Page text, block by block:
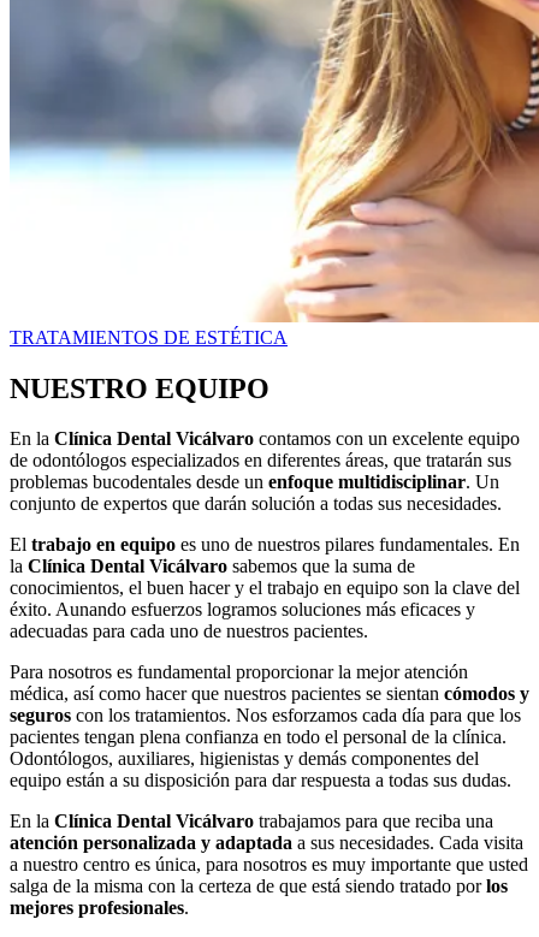
TRATAMIENTOS DE ESTÉTICA
NUESTRO EQUIPO
En la Clínica Dental Vicálvaro contamos con un excelente equipo
de odontólogos especializados en diferentes áreas, que tratarán sus
problemas bucodentales desde un enfoque multidisciplinar. Un
conjunto de expertos que darán solución a todas sus necesidades.
El trabajo en equipo es uno de nuestros pilares fundamentales. En
la Clínica Dental Vicálvaro sabemos que la suma de
conocimientos, el buen hacer y el trabajo en equipo son la clave del
éxito. Aunando esfuerzos logramos soluciones más eficaces y
adecuadas para cada uno de nuestros pacientes.
Para nosotros es fundamental proporcionar la mejor atención
médica, así como hacer que nuestros pacientes se sientan cómodos y
seguros con los tratamientos. Nos esforzamos cada día para que los
pacientes tengan plena confianza en todo el personal de la clínica.
Odontólogos, auxiliares, higienistas y demás componentes del
equipo están a su disposición para dar respuesta a todas sus dudas.
En la Clínica Dental Vicálvaro trabajamos para que reciba una
atención personalizada y adaptada a sus necesidades. Cada visita
a nuestro centro es única, para nosotros es muy importante que usted
salga de la misma con la certeza de que está siendo tratado porlos
mejores profesionales.